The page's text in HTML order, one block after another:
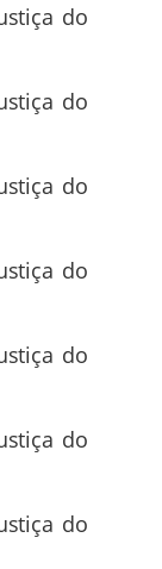
do
do
do
do
do
do
do